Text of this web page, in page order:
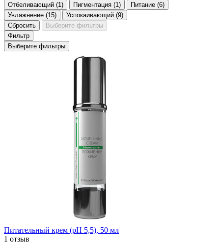
Отбеливающий (1 ) Пигментация (1 ) Питание (6)
Увлажнение (15) Успокаивающий (9)
Сбросить
Выберите фильтры
Фильтр
Выберите фильтры
Питательный крем (рН 5,5), 50 мл
1 отзыв